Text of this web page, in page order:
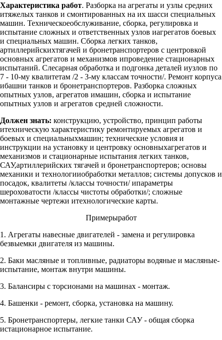
Характеристика работ. Разборка на агрегаты и узлы средних
итяжелых танков и смонтированных на их шасси специальных
машин. Техническоеобслуживание, сборка, регулировка и
испытание сложных и ответственных узлов иагрегатов боевых
и специальных машин. Сборка легких танков,
артиллерийскихтягачей и бронетранспортеров с центровкой
основных агрегатов и механизмов ипроведение стационарных
испытаний. Слесарная обработка и подгонка деталей иузлов по
7 - 10-му квалитетам /2 - 3-му классам точности/. Ремонт корпуса
ибашни танков и бронетранспортеров. Разборка сложных
опытных узлов, агрегатов имашин, сборка и испытание
опытных узлов и агрегатов средней сложности.
Должен знать: конструкцию, устройство, принцип работы
итехническую характеристику ремонтируемых агрегатов и
боевых и специальныхмашин; технические условия и
инструкции на установку и центровку основныхагрегатов и
механизмов и стационарные испытания легких танков,
САУ,артиллерийских тягачей и бронетранспортеров; основы
механики и технологииобработки металлов; системы допусков и
посадок, квалитеты /классы точности/ ипараметры
шероховатости /классы чистоты обработки/; сложные
монтажные чертежи итехнологические карты.
Примерыработ
1. Агрегаты навесные двигателей - замена и регулировка
безвыемки двигателя из машины.
2. Баки масляные и топливные, радиаторы водяные и масляные-
испытание, монтаж внутри машины.
3. Балансиры с торсионами на машинах - монтаж.
4. Башенки - ремонт, сборка, установка на машину.
5. Бронетранспортеры, легкие танки САУ - общая сборка
истационарное испытание.